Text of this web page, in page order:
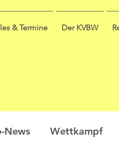
& Termine Der KVBW
News Wettkampf